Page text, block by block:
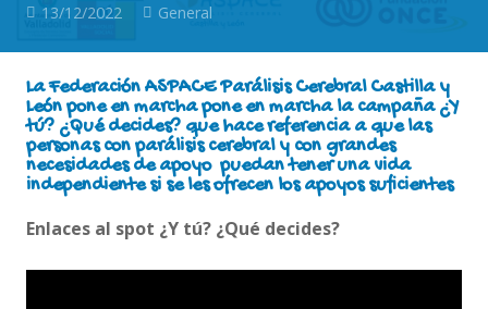
13/12/2022 General
La Federación ASPACE Parálisis Cerebral Castilla y
León pone en marcha poneen marcha la campaña ¿Y
tú? ¿Qué decides? que hace referencia a que las
personas con parálisis cerebral y con grandes
necesidades de apoyo puedan tener una vida
independiente si se les ofrecen los apoyos suficientes
Enlaces al spot ¿Y tú? ¿Qué decides?